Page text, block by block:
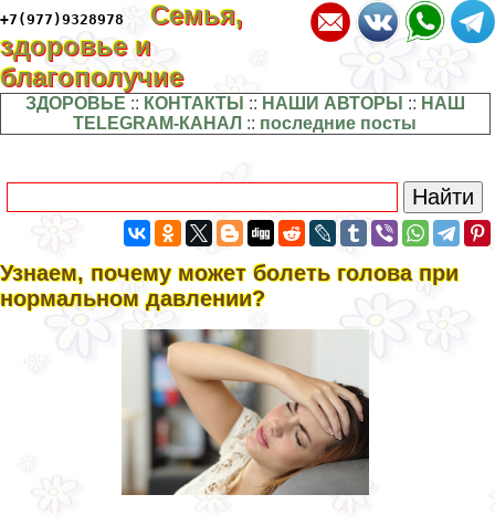
+7(977)9328978
Семья,
здоровье и
благополучие
ЗДОРОВЬЕ :: КОНТАКТЫ :: НАШИ АВТОРЫ :: НАШ
TELEGRAM-КАНАЛ :: последние посты
Узнаем, почему может болеть голова при
нормальном давлении?